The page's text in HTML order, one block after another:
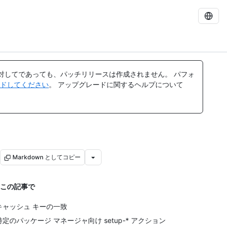
してであっても、パッチリリースは作成されません。 パフォ
してください。 アップグレードに関するヘルプについて
Markdown としてコピー
この記事で
ャッシュ キーの一致
定のパッケージ マネージャ向け setup-* アクション